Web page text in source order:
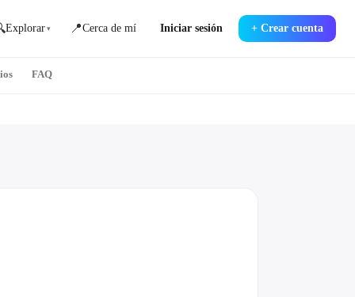
Explorar ▾ 📍Cerca de mí Iniciar sesión + Crear cuenta
FAQ